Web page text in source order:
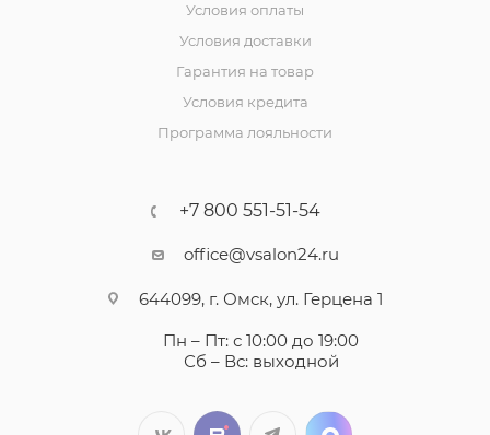
Условия оплаты
Условия доставки
Гарантия на товар
Условия кредита
Программа лояльности
+7 800 551-51-54
office@vsalon24.ru
644099, г. Омск, ул. Герцена 1
Пн – Пт: с 10:00 до 19:00
Сб – Вс: выходной